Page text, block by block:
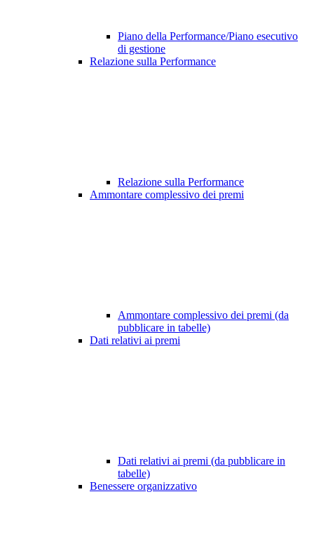
Piano della Performance/Piano esecutivo
di gestione
Relazione sulla Performance
Relazione sulla Performance
Ammontare complessivo dei premi
Ammontare complessivo dei premi (da
pubblicare in tabelle)
Dati relativi ai premi
Dati relativi ai premi (da pubblicare in
tabelle)
Benessere organizzativo